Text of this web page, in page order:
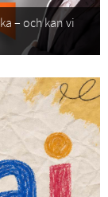
– och kan vi